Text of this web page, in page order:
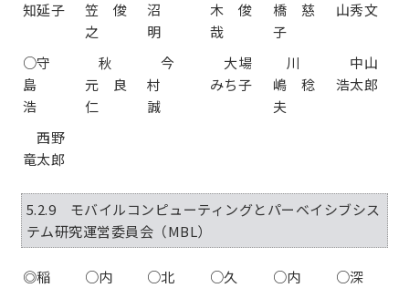
知延子
笠 俊
之
沼
明
木 俊
哉
橋 慈
子
山秀文
○守
島
浩
秋
元 良
仁
今
村
誠
大場
みち子
川
嶋 稔
夫
中山
浩太郎
西野
竜太郎
5.2.9 モバイルコンピューティングとパーベイシブシス
テム研究運営委員会（MBL）
◎稲
○内
○北
○久
○内
○深